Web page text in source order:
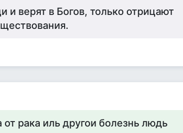
и верят в Богов, только отрицают
от рака иль другои болезнь людь